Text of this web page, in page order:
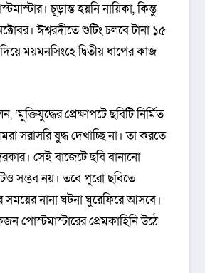
চূড়ান্ত হয়নি নায়িকা, কিন্তু
ঈশ্বরদীতে শুটিং চলবে টানা ১৫
ময়মনসিংহে দ্বিতীয় ধাপের কাজ
প্রেক্ষাপটে ছবিটি নির্মিত
সরাসরি যুদ্ধ দেখাচ্ছি না। তা করতে
সেই বাজেটে ছবি বানানো
সম্ভব নয়। তবে পুরো ছবিতে
সময়ের নানা ঘটনা ঘুরেফিরে আসবে।
পোস্টমাস্টারের প্রেমকাহিনি উঠে